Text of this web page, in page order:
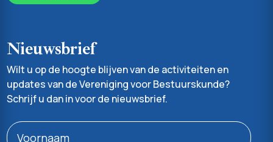
Nieuwsbrief
Wilt u op de hoogte blijven van de activiteiten en
updates van de Vereniging voor Bestuurskunde?
Schrijf u dan in voor de nieuwsbrief.